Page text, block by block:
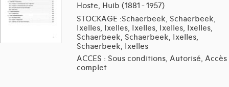
Hoste, Huib (1881 - 1957)
STOCKAGE :Schaerbeek, Schaerbeek,
Ixelles, Ixelles, Ixelles, Ixelles, Ixelles,
Schaerbeek, Schaerbeek, Ixelles,
Schaerbeek, Ixelles
ACCES : Sous conditions, Autorisé, Accès
complet